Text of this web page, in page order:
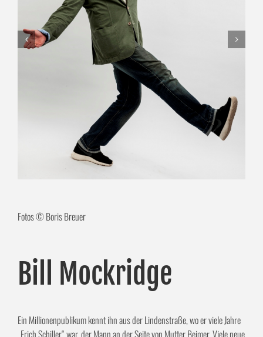
Bill Mockridge